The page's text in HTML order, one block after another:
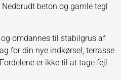
beton og gamle tegl
omdannes til stabilgrus af
for din nye indkørsel, terrasse
er ikke til at tage fejl